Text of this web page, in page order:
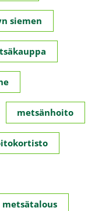
siemen
metsänhoito
metsätalous